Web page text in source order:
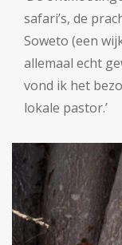
safari’s, de
Soweto (een
allemaal echt
vond ik het
lokale pastor.’